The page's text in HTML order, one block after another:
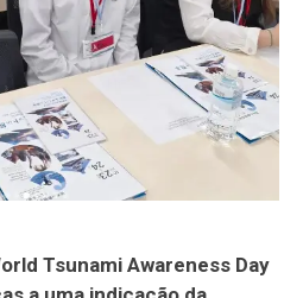
Tsunami Awareness Day